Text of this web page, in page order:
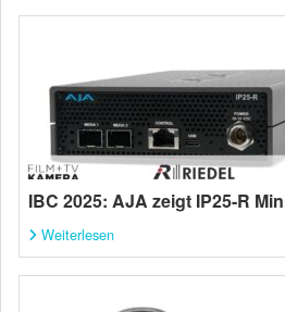
IBC 2025: AJA zeigt IP25-R
Weiterlesen